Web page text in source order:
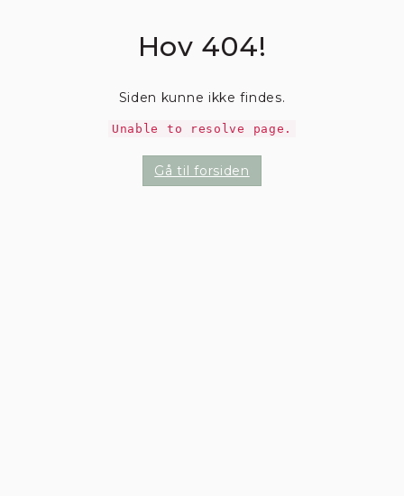
Hov 404!
Siden kunne ikke findes.
Unable to resolve page.
Gå til forsiden